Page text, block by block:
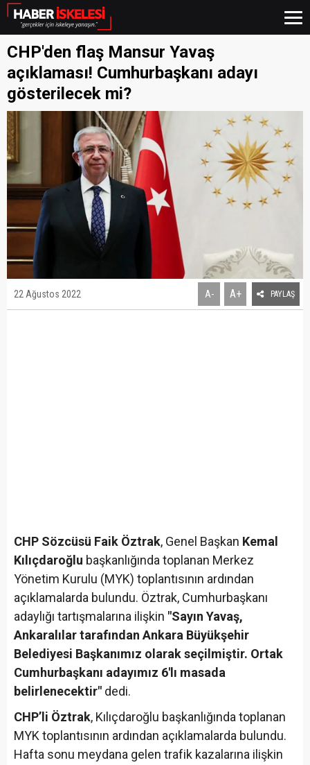
CHP'den flaş Mansur Yavaş
açıklaması! Cumhurbaşkanı adayı
gösterilecek mi?
22 Ağustos 2022 A- A+ PAYLAŞ
CHP Sözcüsü Faik Öztrak, Genel Başkan Kemal
Kılıçdaroğlu başkanlığında toplanan Merkez
Yönetim Kurulu (MYK) toplantısının ardından
açıklamalarda bulundu. Öztrak, Cumhurbaşkanı
adaylığı tartışmalarına ilişkin "Sayın Yavaş,
Ankaralılar tarafından Ankara Büyükşehir
Belediyesi Başkanımız olarak seçilmiştir. Ortak
Cumhurbaşkanı adayımız 6'lı masada
belirlenecektir" dedi.
CHP’li Öztrak, Kılıçdaroğlu başkanlığında toplanan
MYK toplantısının ardından açıklamalarda bulundu.
Hafta sonu meydana gelen trafik kazalarına ilişkin